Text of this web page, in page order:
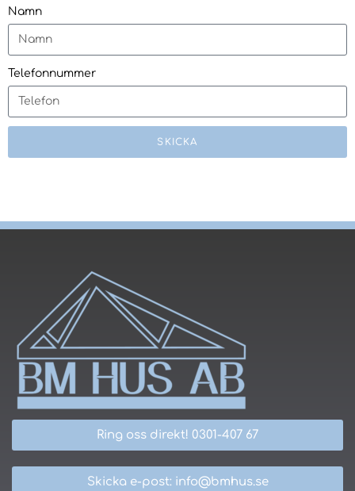
Namn
Telefonnummer
SKICKA
Ring oss direkt! 0301-407 67
Skicka e-post: info@bmhus.se